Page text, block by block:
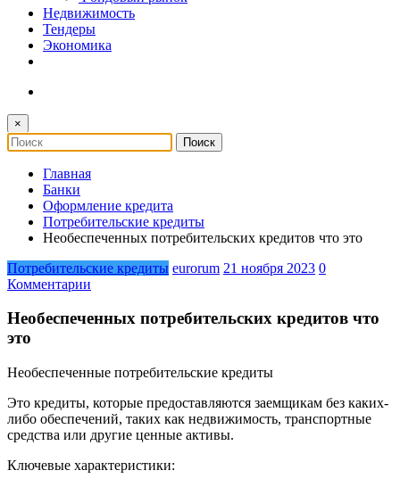
Недвижимость
Тендеры
Экономика
×
Главная
Банки
Оформление кредита
Потребительские кредиты
Необеспеченных потребительских кредитов что это
Потребительские кредиты eurorum 21 ноября 2023 0
Комментарии
Необеспеченных потребительских кредитов что
это
Необеспеченные потребительские кредиты
Это кредиты, которые предоставляются заемщикам без каких-
либо обеспечений, таких как недвижимость, транспортные
средства или другие ценные активы.
Ключевые характеристики: